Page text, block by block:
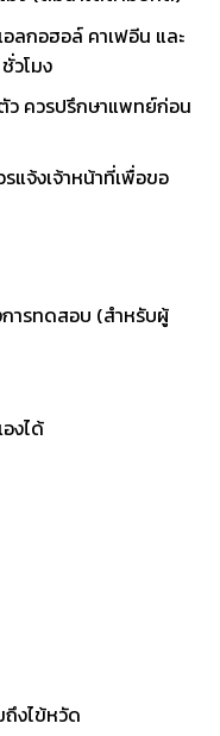
ลกอฮอล์ คาเฟอีน และ
วโมง
ว ควรปรึกษาแพทย์ก่อน
แจ้งเจ้าหน้าที่เพื่อขอ
ารทดสอบ (สำหรับผู้
งได้
ถึงไข้หวัด